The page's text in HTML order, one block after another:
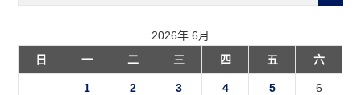
2026年 6月
日
一 二 三 四 五 六
1 2 3 4 5 6